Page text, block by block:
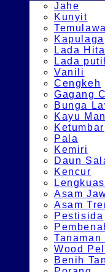
Jahe
Kunyit
Kapulaga
Lada
Lada
Vanili
Cengkeh
Gagang
Bunga
Kayu
Ketumbar
Pala
Kemiri
Daun
Kencur
Lengkuas
Asam
Asam
Pestisida
Wood
Benih